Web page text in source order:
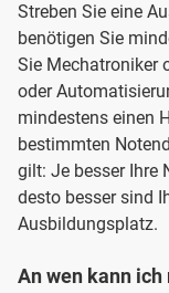
Streben Sie eine
benötigen Sie
Sie Mechatroniker
oder
mindestens einen
bestimmten
gilt: Je besser Ihre
desto besser sind
Ausbildungsplatz.
An wen kann